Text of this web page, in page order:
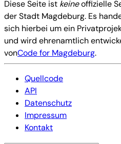
Diese Seite ist keineoffizielle
der Stadt Magdeburg. Es
sich hierbei um ein
und wird ehrenamtlich
vonCode for Magdeburg.
Quellcode
API
Datenschutz
Impressum
Kontakt